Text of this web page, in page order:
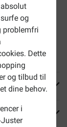
og
problemfri
Dette
og tilbud til
dine behov.
i